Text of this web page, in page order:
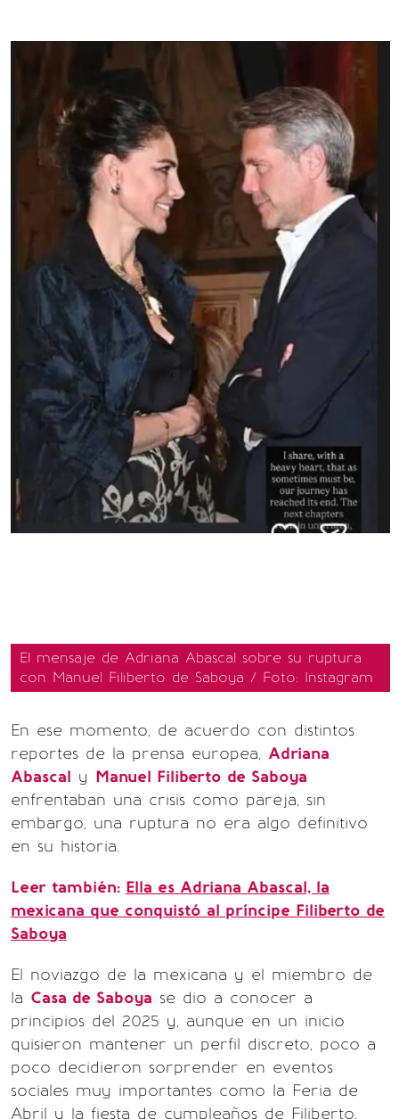
El mensaje de Adriana Abascal sobre su ruptura
con Manuel Filiberto de Saboya / Foto: Instagram
En ese momento, de acuerdo con distintos
reportes de la prensa europea, Adriana
Abascal y Manuel Filiberto de Saboya
enfrentaban una crisis como pareja, sin
embargo, una ruptura no era algo definitivo
en su historia.
Leer también: Ella es Adriana Abascal, la
mexicana que conquistó al príncipe Filiberto de
Saboya
El noviazgo de la mexicana y el miembro de
la Casa de Saboya se dio a conocer a
principios del 2025 y, aunque en un inicio
quisieron mantener un perfil discreto, poco a
poco decidieron sorprender en eventos
sociales muy importantes como la Feria de
Abril y la fiesta de cumpleaños de Filiberto,